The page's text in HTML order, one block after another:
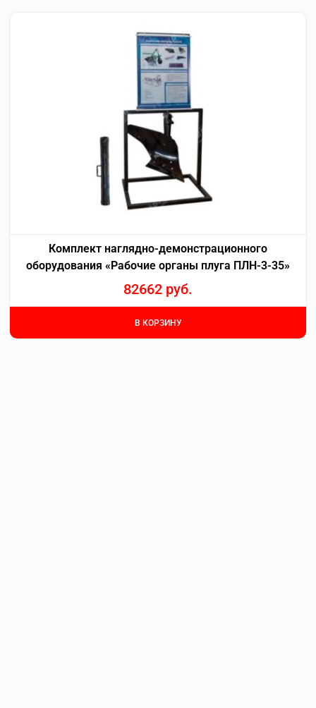
Комплект наглядно-демонстрационного
оборудования «Рабочие органы плуга ПЛН-3-35»
82662 руб.
В КОРЗИНУ